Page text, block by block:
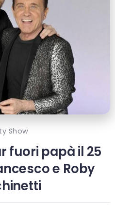
Show
fuori papà il 25
e Roby